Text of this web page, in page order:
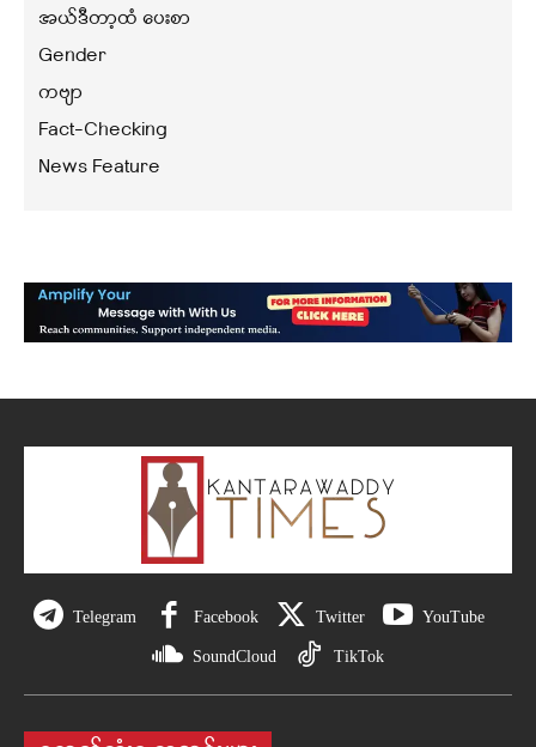
အယ်ဒီတာ့ထံ ပေးစာ
Gender
ကဗျာ
Fact-Checking
News Feature
Telegram Facebook Twitter YouTube
SoundCloud TikTok